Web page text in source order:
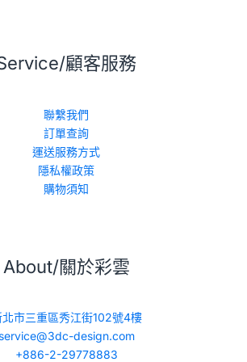
顧客服務
聯繫我們
訂單查詢
運送服務方式
隱私權政策
購物須知
About/關於彩雲
北市三重區秀江街102號4樓
service@3dc-design.com
+886-2-29778883